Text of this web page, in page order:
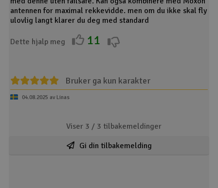
antennen for maximal rekkevidde. men om du ikke skal fly
ulovlig langt klarer du deg med standard
Dette hjalp meg 11
Bruker ga kun karakter
04.08.2025 av Linas
Viser 3 / 3 tilbakemeldinger
Gi din tilbakemelding